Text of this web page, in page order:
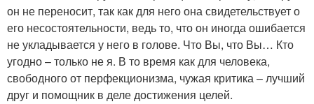
он не переносит, так как для него она свидетельствует о
его несостоятельности, ведь то, что он иногда ошибается
не укладывается у него в голове. Что Вы, что Вы… Кто
угодно – только не я. В то время как для человека,
свободного от перфекционизма, чужая критика – лучший
друг и помощник в деле достижения целей.